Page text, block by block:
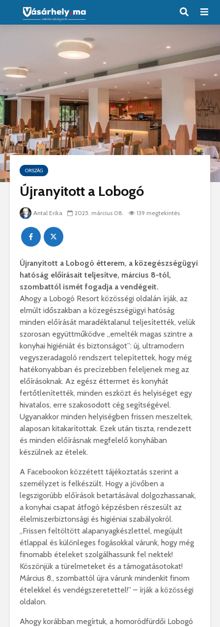
ORSZÁG
Újranyitott a Lobogó
Antal Erika 2025. március 08. 139 megtekintés
Újranyitott a Lobogó étterem, a közegészségügyi
hatóság előírásait teljesítve, március 8-tól,
szombattól ismét fogadja a vendégeit.
Ahogy a Lobogó Resort közösségi oldalán írják, az
elmúlt időszakban a közegészségügyi hatóság
minden előírását maradéktalanul teljesítették, velük
szorosan együttműködve ,,emelték magas szintre a
konyhai higiéniát és biztonságot”: új, ultramodern
vegyszeradagoló rendszert telepítettek, hogy még
hatékonyabban és precízebben feleljenek meg az
előírásoknak. Az egész éttermet és konyhát
fertőtlenítették, minden eszközt és helyiséget egy
hivatalos, erre szakosodott cég segítségével.
Ugyanakkor minden helyiségben frissen meszeltek,
alaposan kitakarítottak. Ezek után tiszta, rendezett
és minden előírásnak megfelelő konyhában
készülnek az ételek.
A Facebookon közzétett tájékoztatás szerint a
személyzet is felkészült. Hogy a jövőben a
legszigorúbb előírások betartásával dolgozhassanak,
a konyhai csapat átfogó képzésben részesült az
élelmiszerbiztonsági és higiéniai szabályokról.
,,Frissen feltöltött alapanyagkészlettel, megújult
étlappal és különleges fogásokkal várunk, hogy még
finomabb ételeket szolgálhassunk fel nektek!
Köszönjük a türelmeteket és a támogatásotokat!
Március 8., szombattól újra várunk mindenkit finom
ételekkel és vendégszeretettel!” – írják a közösségi
oldalon.
Ahogy korábban megírtuk, a homoródfürdői Lobogó